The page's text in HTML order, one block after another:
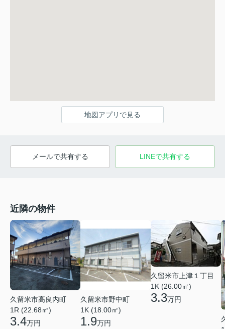
地図アプリで見る
メールで共有する LINEで共有する
近隣の物件
久留米市高良内町
1R (22.68㎡)
3.4万円
久留米市野中町
1K (18.00㎡)
1.9万円
久留米市上津１丁目
1K (26.00㎡)
3.3万円